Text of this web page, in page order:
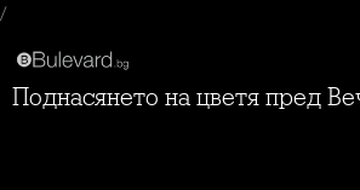
/
Поднасянето на цветя пред